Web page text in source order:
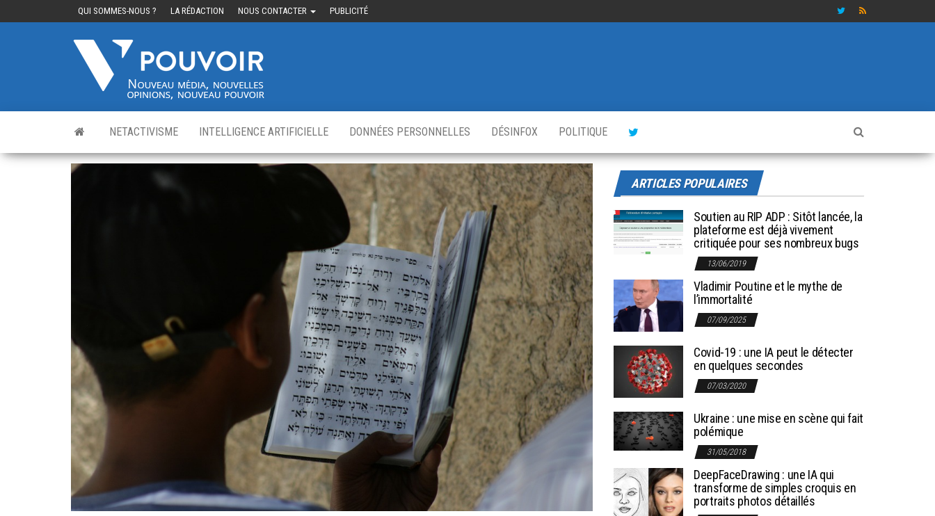
QUI SOMMES-NOUS ? LA RÉDACTION NOUS CONTACTER PUBLICITÉ
nouveau
NETACTIVISME INTELLIGENCE ARTIFICIELLE DONNÉES PERSONNELLES DÉSINFOX POLITIQUE
ARTICLES POPULAIRES
Soutien au RIP ADP : Sitôt lancée, la
plateforme est déjà vivement
critiquée pour ses nombreux bugs
13/06/2019
Vladimir Poutine et le mythe de
l’immortalité
07/09/2025
Covid-19 : une IA peut le détecter
en quelques secondes
07/03/2020
Ukraine : une mise en scène qui fait
polémique
31/05/2018
DeepFaceDrawing : une IA qui
transforme de simples croquis en
portraits photos détaillés